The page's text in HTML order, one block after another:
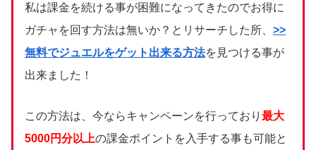
私は課金を続ける事が困難になってきたのでお得に
ガチャを回す方法は無いか？とリサーチした所、 >>
無料でジュエルをゲット出来る方法を見つける事が
出来ました！
この方法は、今ならキャンペーンを行っており 最大
5000円分以上の課金ポイントを入手する事も可能と